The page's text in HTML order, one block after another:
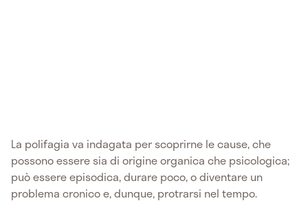
La polifagia va indagata per scoprirne le cause, che
possono essere sia di origine organica che psicologica;
può essere episodica, durare poco, o diventare un
problema cronico e, dunque, protrarsi nel tempo.